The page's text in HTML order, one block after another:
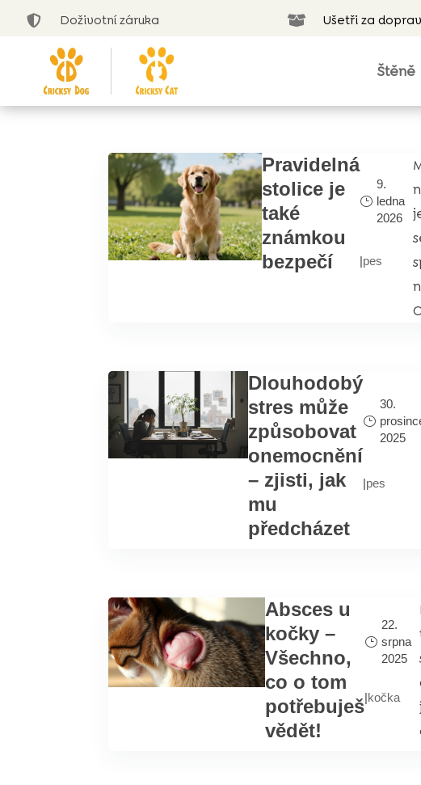
 Doživotní záruka  Ušetři za
Štěně
Pravidelná
stolice je
také
známkou
bezpečí
9.
ledna
2026
|pes
Dlouhodobý
stres může
způsobovat
onemocnění
– zjisti, jak
mu
předcházet
30.
2025
|pes
Absces u
kočky –
Všechno,
co o tom
potřebuješ
vědět!
22.
srpna
2025
|kočka